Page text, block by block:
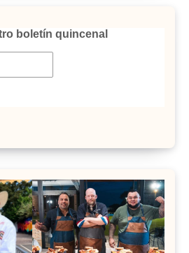
boletín quincenal